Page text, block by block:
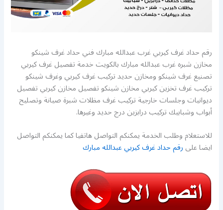
رقم حداد غرف كيربي غرب عبدالله مبارك فني حداد غرف شينكو
مخازن شبره غرب عبدالله مبارك بالكويت خدمة تفصيل غرف كيربي
تصنيع غرف شينكو ومخازن حديد تركيب غرف كيربي وغرف شينكو
تركيب غرف تخزين كيربي مخازن شينكو تفصيل مخازن كيربي تفصيل
ديوانيات وجلسات خارجية تركيب غرف مظلات شبرة صيانة وتصليح
أبواب وشبابيك تركيب درابزين درج حديد وغيرها.
للاستعلام وطلب الخدمة يمكنكم التواصل هاتفيا كما يمكنكم التواصل
ايضا علىرقم حداد غرف كيربي عبدالله مبارك